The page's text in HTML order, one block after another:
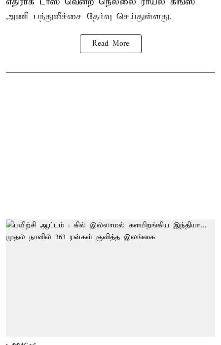
அணி பந்துவீச்சை தேர்வு செய்துள்ளது.
Read More